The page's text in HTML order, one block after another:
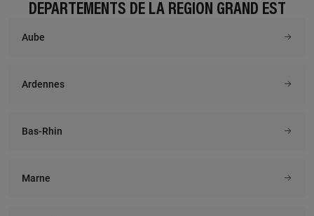
DÉPARTEMENTS DE LA RÉGION GRAND EST
Aube
Ardennes
Bas-Rhin
Marne